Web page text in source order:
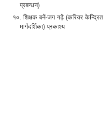
प्रबन्धन)
१०. शिक्षक बनें-जग गढ़ें (करियर केन्द्रित
मार्गदर्शिका)-प्रकाश्य